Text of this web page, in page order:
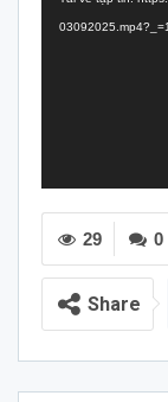
Video
0
29
Share